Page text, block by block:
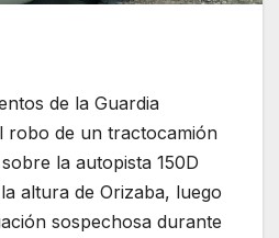
de la Guardia
robo de un tractocamión
la autopista 150D
altura de Orizaba, luego
sospechosa durante